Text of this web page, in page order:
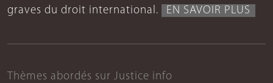
graves du droit international.
EN SAVOIR PLUS
Thèmes abordés sur Justice info